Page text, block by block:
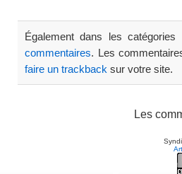
Également dans les catégories
commentaires. Les
faire un trackback sur votre site.
Les